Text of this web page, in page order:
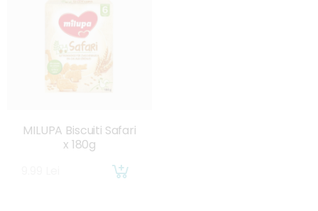
MILUPA Biscuiti Safari
x 180g